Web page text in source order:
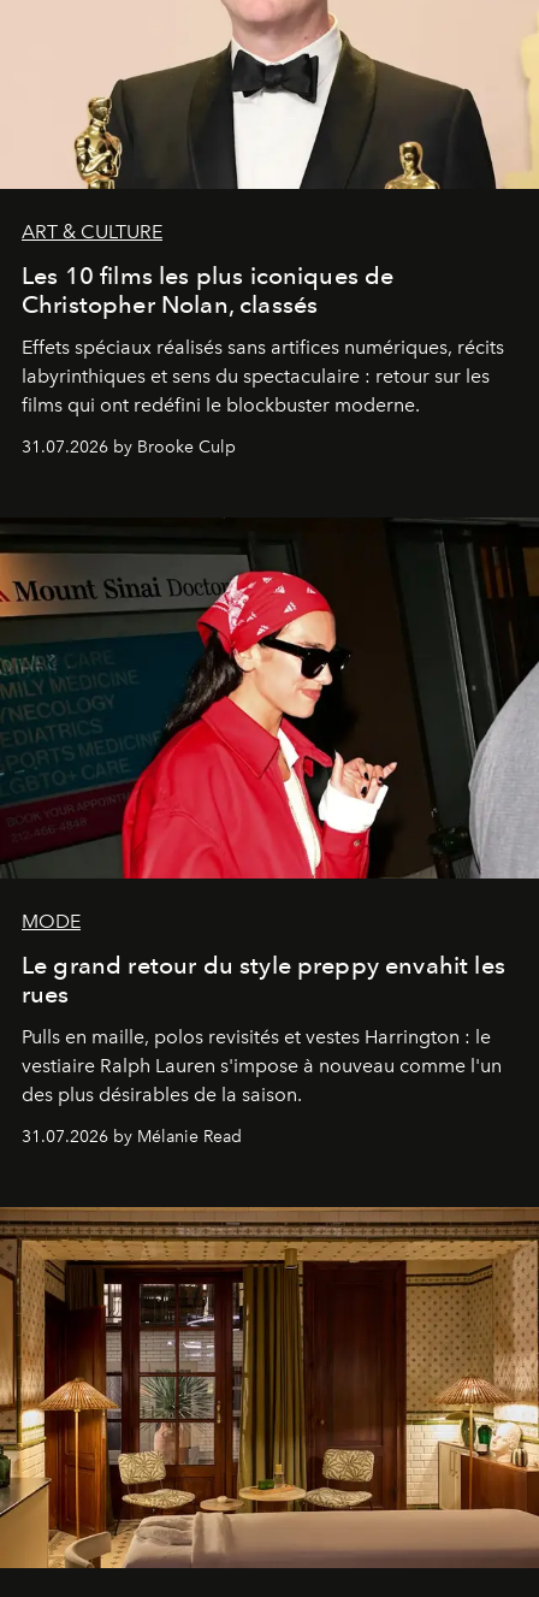
ART & CULTURE
Les 10 films les plus iconiques de
Christopher Nolan, classés
Effets spéciaux réalisés sans artifices numériques, récits
labyrinthiques et sens du spectaculaire : retour sur les
films qui ont redéfini le blockbuster moderne.
31.07.2026 by Brooke Culp
MODE
Le grand retour du style preppy envahit les
rues
Pulls en maille, polos revisités et vestes Harrington : le
vestiaire Ralph Lauren s'impose à nouveau comme l'un
des plus désirables de la saison.
31.07.2026 by Mélanie Read